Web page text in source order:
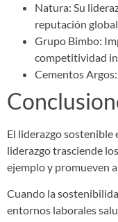
Natura: Su
reputación
Grupo Bimbo:
competitividad
Cementos
El liderazgo
liderazgo trasciende
ejemplo y promueven
Cuando la
entornos laborales